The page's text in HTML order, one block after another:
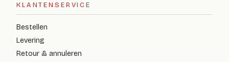
KLANTENSERVICE
Bestellen
Levering
Retour & annuleren